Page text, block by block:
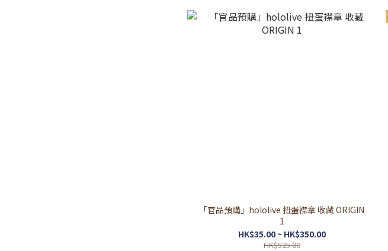
「官品預購」hololive 扭蛋襟章 收藏 ORIGIN
1
HK$35.00 ~ HK$350.00
HK$525.00